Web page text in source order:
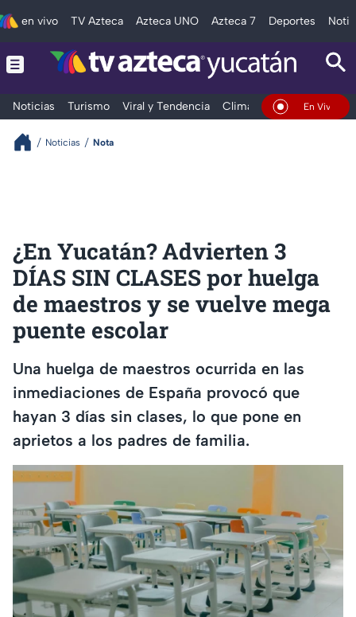
en vivo TV Azteca Azteca UNO Azteca 7 Deportes
Noticias Turismo Viral y Tendencia Clima DeportesEn Vivo
Noticias Nota
¿En Yucatán? Advierten 3
DÍAS SIN CLASES por huelga
de maestros y se vuelve mega
puente escolar
Una huelga de maestros ocurrida en las
inmediaciones de España provocó que
hayan 3 días sin clases, lo que pone en
aprietos a los padres de familia.